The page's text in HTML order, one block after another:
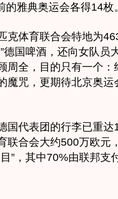
的雅典奥运会各得14枚
体育联合会特地为
德国啤酒，还向女队员
周全，目的只有一个：
魔咒，更期待北京奥运
代表团的行李已重达
联合会大约500万欧元
”，其中70%由联邦支